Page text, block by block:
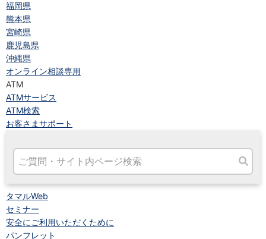
福岡県
熊本県
宮崎県
鹿児島県
沖縄県
オンライン相談専用
ATM
ATMサービス
ATM検索
お客さまサポート
タマルWeb
セミナー
安全にご利用いただくために
パンフレット